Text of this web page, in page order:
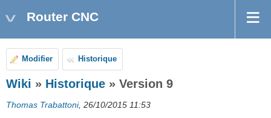
Router CNC
Modifier Historique
Wiki » Historique » Version 9
Thomas Trabattoni, 26/10/2015 11:53